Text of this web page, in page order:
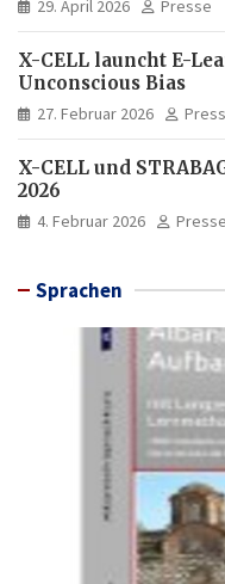
29. April 2026 Presse
X-CELL launcht E-
Unconscious Bias
27. Februar 2026
X-CELL und
2026
4. Februar 2026 Presse
Sprachen